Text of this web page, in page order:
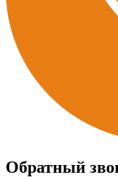
Обратный